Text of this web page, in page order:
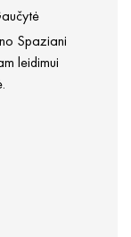
Spaziani
leidimui